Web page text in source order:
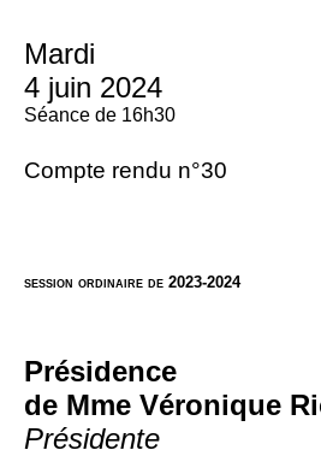
Mardi
4 juin 2024
Séance de 16h30
Compte rendu n°30
session ordinaire de 2023-2024
Présidence
de Mme Véronique
Présidente